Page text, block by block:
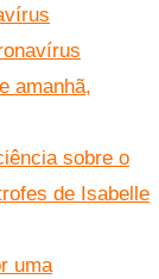
amanhã,
sobre o
de Isabelle
uma